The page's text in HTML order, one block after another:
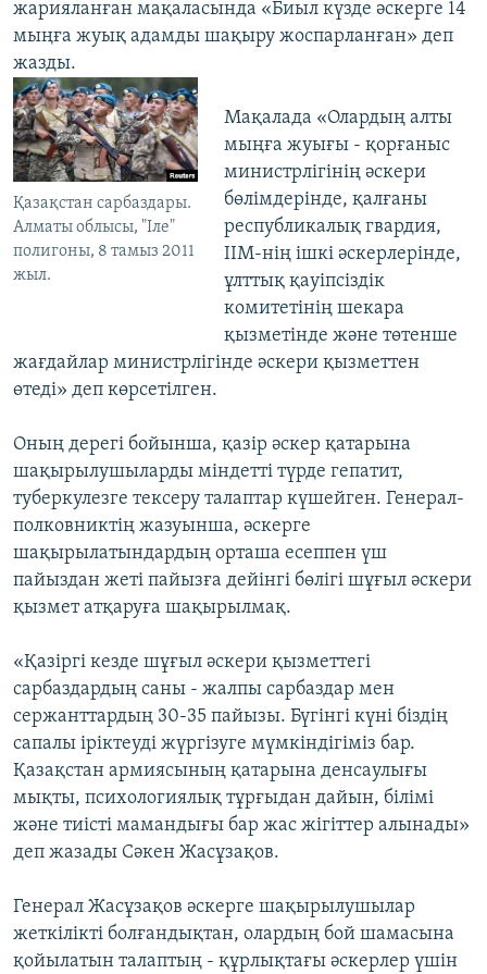
жарияланған мақаласында «Биыл күзде әскерге 14
мыңға жуық адамды шақыру жоспарланған» деп
жазды.
Қазақстан сарбаздары.
Алматы облысы, "Іле"
полигоны, 8 тамыз 2011
жыл.
Мақалада «Олардың алты
мыңға жуығы - қорғаныс
министрлігінің әскери
бөлімдерінде, қалғаны
республикалық гвардия,
ІІМ-нің ішкі әскерлерінде,
ұлттық қауіпсіздік
комитетінің шекара
қызметінде және төтенше
жағдайлар министрлігінде әскери қызметтен
өтеді» деп көрсетілген.
Оның дерегі бойынша, қазір әскер қатарына
шақырылушыларды міндетті түрде гепатит,
туберкулезге тексеру талаптар күшейген. Генерал-
полковниктің жазуынша, әскерге
шақырылатындардың орташа есеппен үш
пайыздан жеті пайызға дейінгі бөлігі шұғыл әскери
қызмет атқаруға шақырылмақ.
«Қазіргі кезде шұғыл әскери қызметтегі
сарбаздардың саны - жалпы сарбаздар мен
сержанттардың 30-35 пайызы. Бүгінгі күні біздің
сапалы іріктеуді жүргізуге мүмкіндігіміз бар.
Қазақстан армиясының қатарына денсаулығы
мықты, психологиялық тұрғыдан дайын, білімі
және тиісті мамандығы бар жас жігіттер алынады»
деп жазады Сәкен Жасұзақов.
Генерал Жасұзақов әскерге шақырылушылар
жеткілікті болғандықтан, олардың бой шамасына
қойылатын талаптың - құрлықтағы әскерлер үшін